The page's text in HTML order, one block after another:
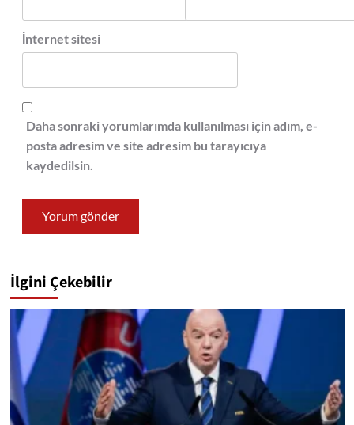
İnternet sitesi
Daha sonraki yorumlarımda kullanılması için adım, e-
posta adresim ve site adresim bu tarayıcıya
kaydedilsin.
İlgini Çekebilir